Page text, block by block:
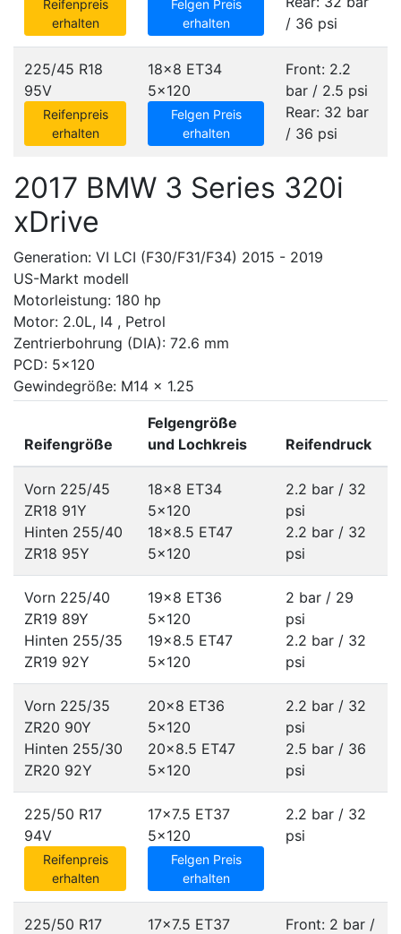
Reifenpreis
erhalten
Felgen Preis
erhalten
/ 36 psi
225/45 R18
95V
Reifenpreis
erhalten
18x8 ET34
5x120
Felgen Preis
erhalten
Front: 2.2
bar / 2.5 psi
Rear: 32 bar
/ 36 psi
2017 BMW 3 Series 320i
xDrive
Generation: VI LCI (F30/F31/F34) 2015 - 2019
US-Markt modell
Motorleistung: 180 hp
Motor: 2.0L, I4 , Petrol
Zentrierbohrung (DIA): 72.6 mm
PCD: 5x120
Gewindegröße: M14 x 1.25
Reifengröße
Felgengröße
und Lochkreis
Reifendruck
Vorn 225/45
ZR18 91Y
Hinten 255/40
ZR18 95Y
18x8 ET34
5x120
18x8.5 ET47
5x120
2.2 bar / 32
psi
2.2 bar / 32
psi
Vorn 225/40
ZR19 89Y
Hinten 255/35
ZR19 92Y
19x8 ET36
5x120
19x8.5 ET47
5x120
2 bar / 29
psi
2.2 bar / 32
psi
Vorn 225/35
ZR20 90Y
Hinten 255/30
ZR20 92Y
20x8 ET36
5x120
20x8.5 ET47
5x120
2.2 bar / 32
psi
2.5 bar / 36
psi
225/50 R17
94V
Reifenpreis
erhalten
17x7.5 ET37
5x120
Felgen Preis
erhalten
2.2 bar / 32
psi
225/50 R17
17x7.5 ET37
Front: 2 bar /